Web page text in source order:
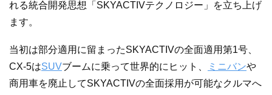
れる統合開発思想「SKYACTIVテクノロジー」を立ち上げ
ます。
当初は部分適用に留まったSKYACTIVの全面適用第1号、
CX-5はSUVブームに乗って世界的にヒット、 ミニバンや
商用車を廃止してSKYACTIVの全面採用が可能なクルマへ